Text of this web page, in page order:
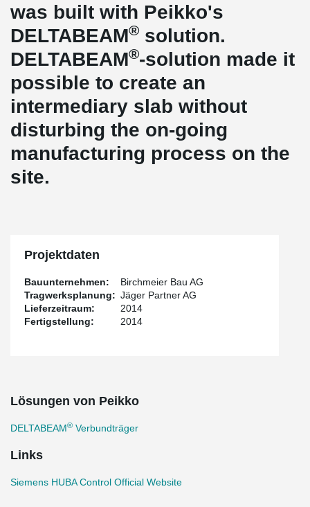
was built with Peikko's
DELTABEAM® solution.
DELTABEAM®-solution made it
possible to create an
intermediary slab without
disturbing the on-going
manufacturing process on the
site.
Projektdaten
Bauunternehmen:
Birchmeier Bau AG
Tragwerksplanung: Jäger Partner AG
Lieferzeitraum:
2014
Fertigstellung:
2014
Lösungen von Peikko
DELTABEAM® Verbundträger
Links
Siemens HUBA Control Official Website